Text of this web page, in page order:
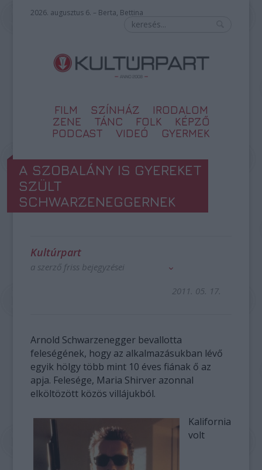
2026. augusztus 6. – Berta, Bettina
FILM SZÍNHÁZ
IRODALOM
ZENE
TÁNC FOLK
KÉPZŐ
PODCAST
VIDEÓ GYERMEK
A SZOBALÁNY IS GYEREKET
SZÜLT
SCHWARZENEGGERNEK
Kultúrpart
a szerző friss bejegyzései
2011. 05. 17.
Arnold Schwarzenegger bevallotta
feleségének, hogy az alkalmazásukban lévő
egyik hölgy több mint 10 éves fiának ő az
apja. Felesége, Maria Shirver azonnal
elköltözött közös villájukból.
Kalifornia
volt